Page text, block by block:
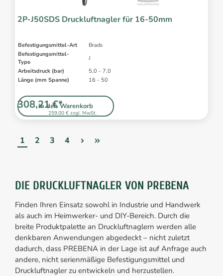
2P-J50SDS Druckluftnagler für 16-50mm
Befestigungsmittel-Art
Brads
Befestigungsmittel-
Type
J
Arbeitsdruck (bar)
5,0 - 7,0
Länge (mm Spanne)
16 - 50
In den Warenkorb
259,00 € zzgl. MwSt.
308,21 €*
1 2 3 4
DIE DRUCKLUFTNAGLER VON PREBENA
Finden Ihren Einsatz sowohl in Industrie und Handwerk
als auch im Heimwerker- und DIY-Bereich. Durch die
breite Produktpalette an Druckluftnaglern werden alle
denkbaren Anwendungen abgedeckt – nicht zuletzt
dadurch, dass PREBENA in der Lage ist auf Anfrage auch
andere, nicht serienmäßige Befestigungsmittel und
Druckluftnagler zu entwickeln und herzustellen.